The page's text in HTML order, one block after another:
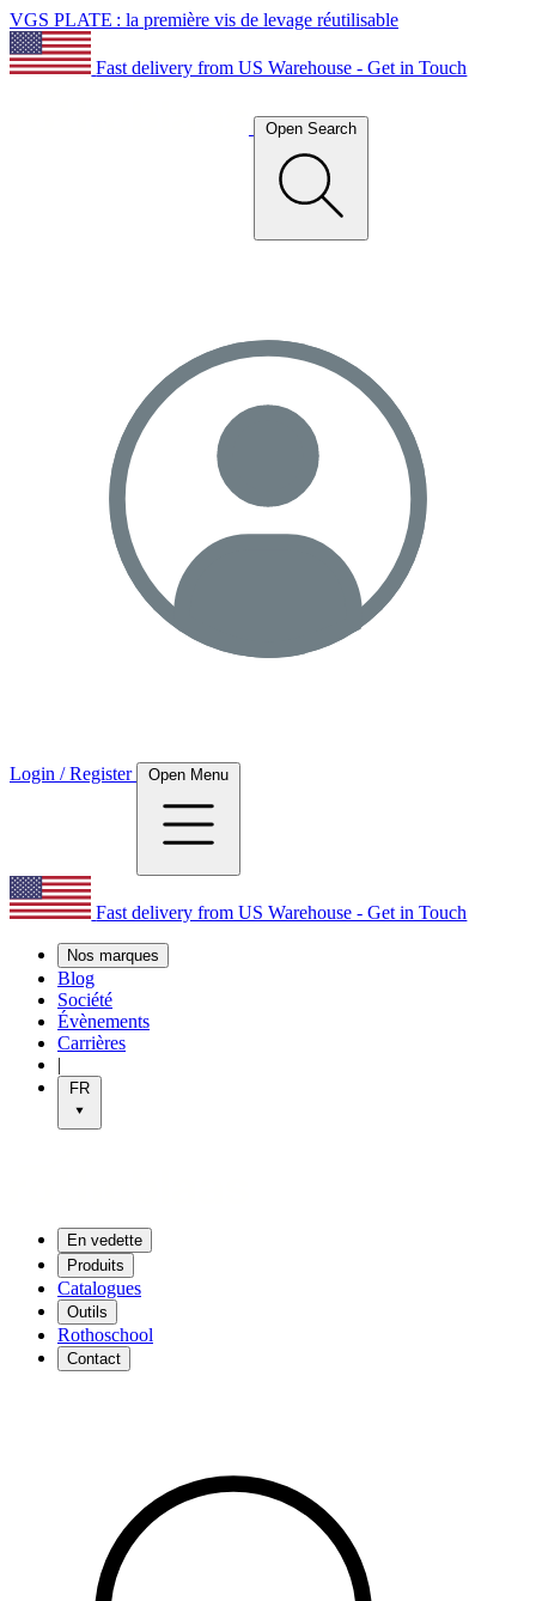
VGS PLATE : la première vis de levage réutilisable
Fast delivery from US Warehouse - Get in Touch
Open Search
Login / Register Open Menu
Fast delivery from US Warehouse - Get in Touch
Nos marques
Blog
Société
Évènements
Carrières
|
FR
En vedette
Produits
Catalogues
Outils
Rothoschool
Contact